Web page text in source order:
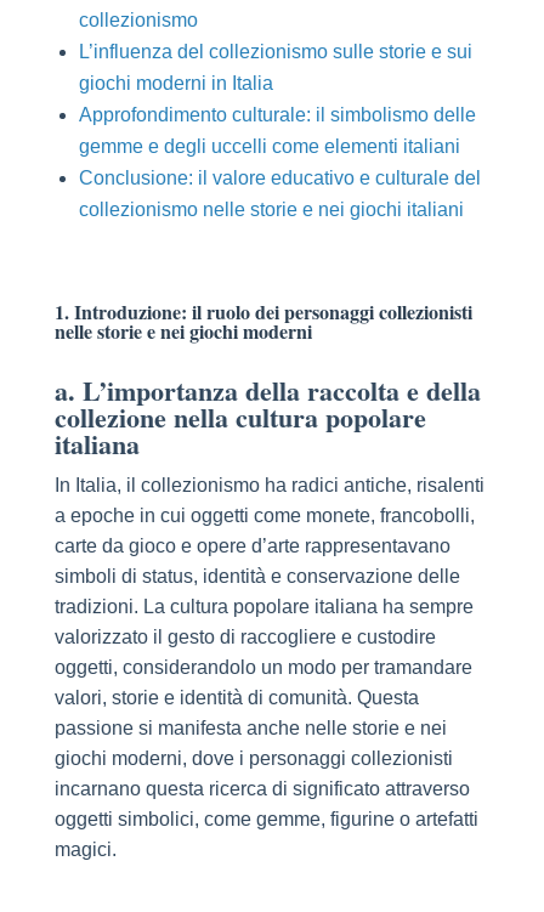
collezionismo
L’influenza del collezionismo sulle storie e sui
giochi moderni in Italia
Approfondimento culturale: il simbolismo delle
gemme e degli uccelli come elementi italiani
Conclusione: il valore educativo e culturale del
collezionismo nelle storie e nei giochi italiani
1. Introduzione: il ruolo dei personaggi collezionisti
nelle storie e nei giochi moderni
a. L’importanza della raccolta e della
collezione nella cultura popolare
italiana
In Italia, il collezionismo ha radici antiche, risalenti
a epoche in cui oggetti come monete, francobolli,
carte da gioco e opere d’arte rappresentavano
simboli di status, identità e conservazione delle
tradizioni. La cultura popolare italiana ha sempre
valorizzato il gesto di raccogliere e custodire
oggetti, considerandolo un modo per tramandare
valori, storie e identità di comunità. Questa
passione si manifesta anche nelle storie e nei
giochi moderni, dove i personaggi collezionisti
incarnano questa ricerca di significato attraverso
oggetti simbolici, come gemme, figurine o artefatti
magici.